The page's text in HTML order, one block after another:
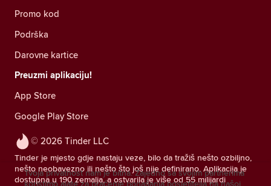
© 2026 Tinder LLC
Tinder je mjesto gdje nastaju veze, bilo da tražiš nešto ozbiljno,
nešto neobavezno ili nešto što još nije definirano. Aplikacija je
dostupna u 190 zemalja, a ostvarila je više od 55 milijardi
Promo kod
Podrška
Darovne kartice
Preuzmi aplikaciju!
App Store
Google Play Store
Tvoja privatnost nam je bitna. Zajedno sa svojim partnerima
koristimo alate za praćenje ponašanja posjetitelja na našoj